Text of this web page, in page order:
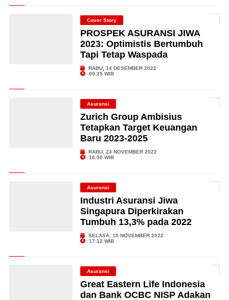
Cover Story
PROSPEK ASURANSI JIWA
2023: Optimistis Bertumbuh
Tapi Tetap Waspada
RABU, 14 DESEMBER 2022
09:25 WIB
Asuransi
Zurich Group Ambisius
Tetapkan Target Keuangan
Baru 2023-2025
RABU, 23 NOVEMBER 2022
16:50 WIB
Asuransi
Industri Asuransi Jiwa
Singapura Diperkirakan
Tumbuh 13,3% pada 2022
SELASA, 15 NOVEMBER 2022
17:12 WIB
Asuransi
Great Eastern Life Indonesia
dan Bank OCBC NISP Adakan